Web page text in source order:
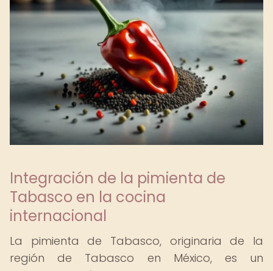
Integración de la pimienta de
Tabasco en la cocina
internacional
La pimienta de Tabasco, originaria de la
región de Tabasco en México, es un